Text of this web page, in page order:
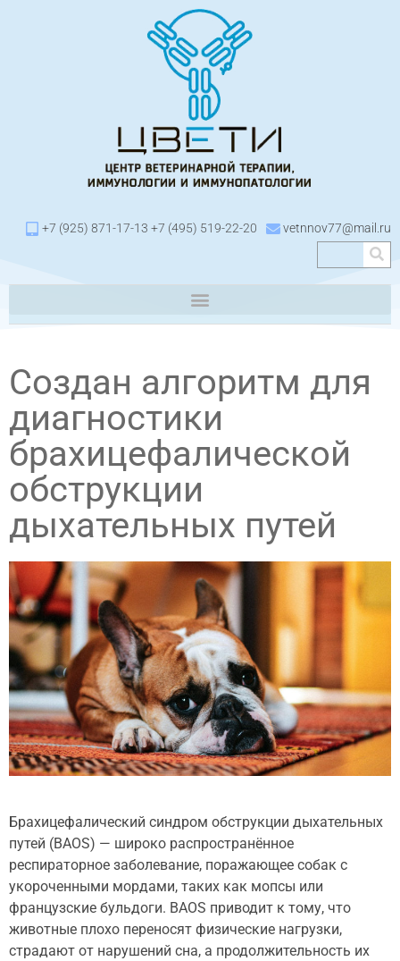
+7 (925) 871-17-13 +7 (495) 519-22-20 vetnnov77@mail.ru
Создан алгоритм для
диагностики
брахицефалической
обструкции
дыхательных путей
Брахицефалический синдром обструкции дыхательных
путей (BAOS) — широко распространённое
респираторное заболевание, поражающее собак с
укороченными мордами, таких как мопсы или
французские бульдоги. BAOS приводит к тому, что
животные плохо переносят физические нагрузки,
страдают от нарушений сна, а продолжительность их